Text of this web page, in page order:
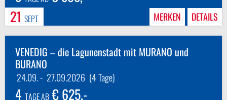
21 SEPT MERKEN DETAILS
VENEDIG – die Lagunenstadt mit MURANO und
BURANO
24.09.- 27.09.2026 (4 Tage)
4 TAGE AB € 625,-